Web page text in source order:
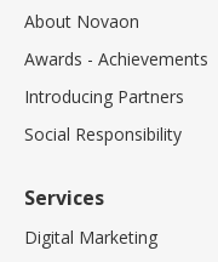
About Novaon
Awards - Achievements
Introducing Partners
Social Responsibility
Services
Digital Marketing